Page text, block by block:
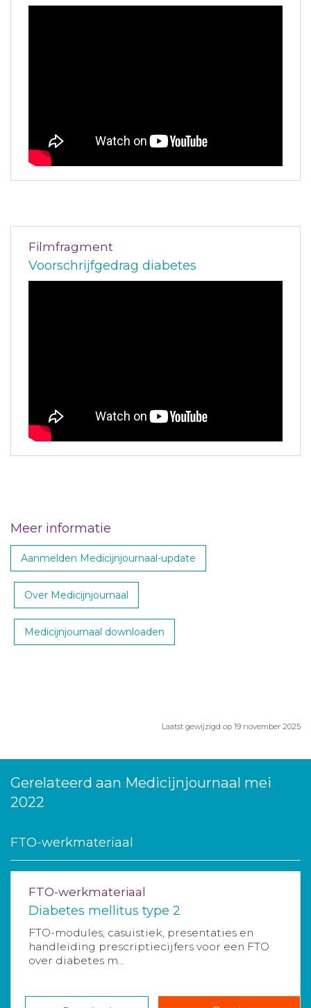
Filmfragment
Voorschrijfgedrag diabetes
Meer informatie
Aanmelden Medicijnjournaal-update
Over Medicijnjournaal
Medicijnjournaal downloaden
Laatst gewijzigd op 19 november 2025
Gerelateerd aan Medicijnjournaal mei
2022
FTO-werkmateriaal
FTO-werkmateriaal
Diabetes mellitus type 2
FTO-modules, casuïstiek, presentaties en
handleiding prescriptiecijfers voor een FTO
over diabetes m...